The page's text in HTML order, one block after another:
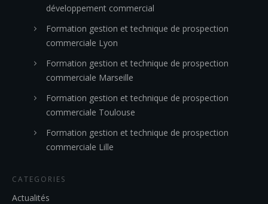
développement commercial
Formation gestion et technique de prospection
commerciale Lyon
Formation gestion et technique de prospection
commerciale Marseille
Formation gestion et technique de prospection
commerciale Toulouse
Formation gestion et technique de prospection
commerciale Lille
CATEGORIES
Actualités